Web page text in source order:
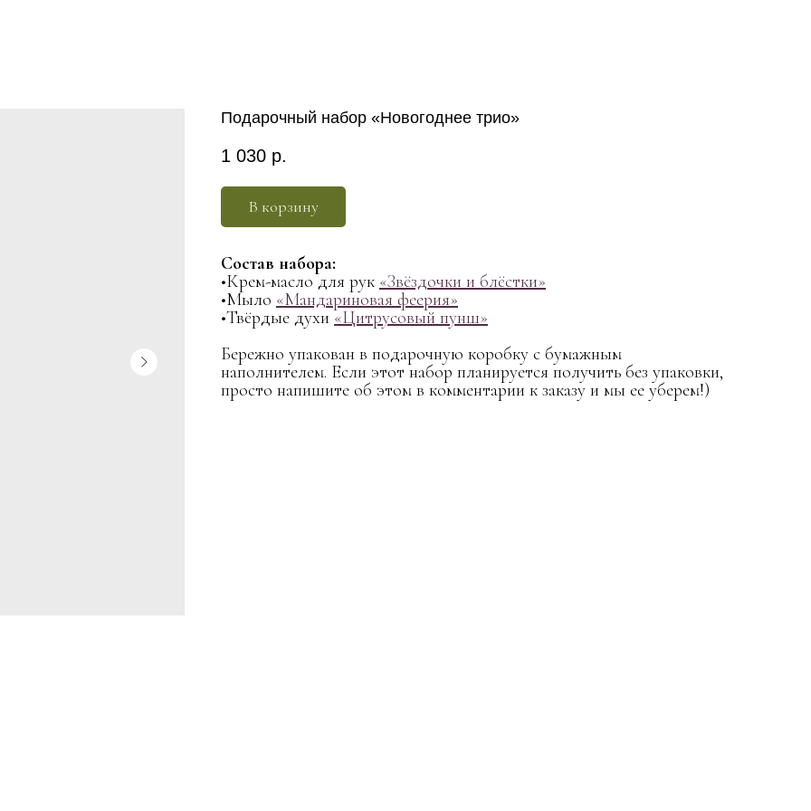
Подарочный набор «Новогоднее трио»
1 030 р.
В корзину
Состав набора:
•Крем-масло для рук «Звёздочки и блёстки»
•Мыло «Мандариновая феерия»
•Твёрдые духи«Цитрусовый пунш»
Бережно упакован в подарочную коробку с бумажным
наполнителем. Если этот набор планируется получить без упаковки,
просто напишите об этом в комментарии к заказу и мы ее уберем!)